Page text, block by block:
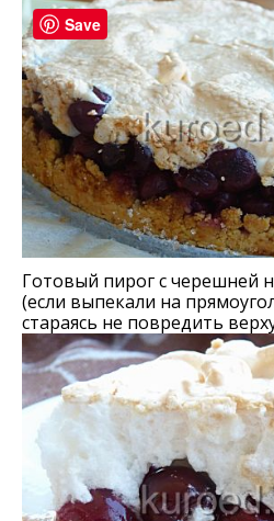
Готовый пирог с черешней
(если выпекали на
стараясь не повредить
Save